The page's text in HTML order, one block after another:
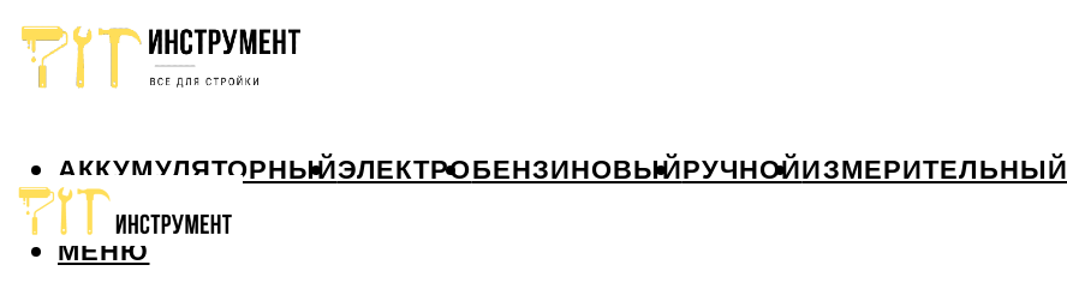
АККУМУЛЯТОРНЫЙЭЛЕКТРОБЕНЗИНОВЫЙРУЧНОЙИЗМЕРИТЕЛЬНЫЙ
МЕНЮ